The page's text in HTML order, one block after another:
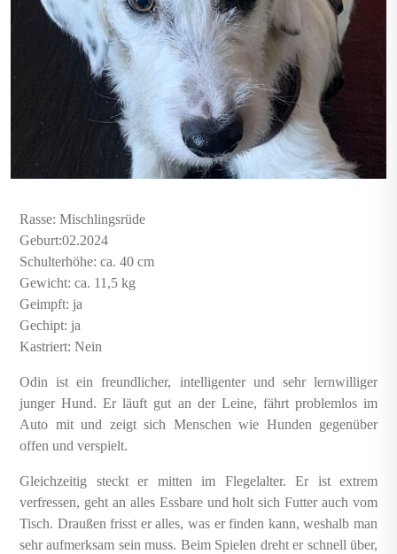
Rasse: Mischlingsrüde
Geburt:02.2024
Schulterhöhe: ca. 40 cm
Gewicht: ca. 11,5 kg
Geimpft: ja
Gechipt: ja
Kastriert: Nein
Odin ist ein freundlicher, intelligenter und sehr lernwilliger
junger Hund. Er läuft gut an der Leine, fährt problemlos im
Auto mit und zeigt sich Menschen wie Hunden gegenüber
offen und verspielt.
Gleichzeitig steckt er mitten im Flegelalter. Er ist extrem
verfressen, geht an alles Essbare und holt sich Futter auch vom
Tisch. Draußen frisst er alles, was er finden kann, weshalb man
sehr aufmerksam sein muss. Beim Spielen dreht er schnell über,